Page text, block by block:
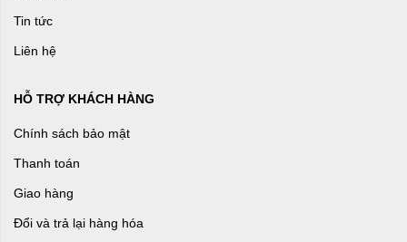
Tin tức
Liên hệ
HỖ TRỢ KHÁCH HÀNG
Chính sách bảo mật
Thanh toán
Giao hàng
Đổi và trả lại hàng hóa